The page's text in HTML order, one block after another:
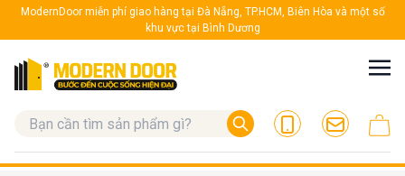
ModernDoor miễn phí giao hàng tại Đà Nẵng, TP.HCM, Biên Hòa và một số
khu vực tại Bình Dương